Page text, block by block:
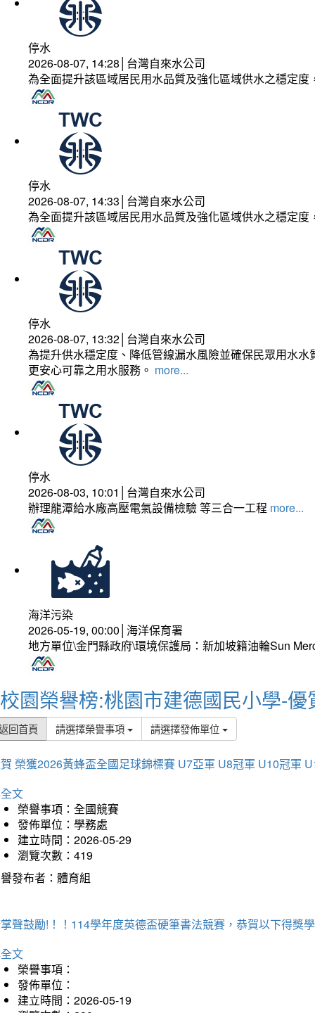
停水
2026-08-07, 14:28│台灣自來水公司
為全面提升該區域居民用水品質及強化區域供水之穩定
停水
2026-08-07, 14:33│台灣自來水公司
為全面提升該區域居民用水品質及強化區域供水之穩定
停水
2026-08-07, 13:32│台灣自來水公司
為提升供水穩定度、降低管線漏水風險並確保民眾用水
更安心可靠之用水服務。 more...
停水
2026-08-03, 10:01│台灣自來水公司
辦理龍潭給水廠高壓電氣設備檢驗 等三合一工程 more...
海洋污染
2026-05-19, 00:00│海洋保育署
地方單位\金門縣政府\環境保護局：新加坡籍油輪Sun
校園榮譽榜:桃園市建德國民小學-優
回首頁 請選擇榮譽事項 請選擇發佈單位
榮獲2026黃蜂盃全國足球錦標賽 U7亞軍 U8冠軍 U10冠軍
文
榮譽事項：全國競賽
發佈單位：學務處
建立時間：2026-05-29
瀏覽次數：419
發布者：體育組
聲鼓勵!！！114學年度英德盃硬筆書法競賽，恭賀以下得獎
文
榮譽事項：
發佈單位：
建立時間：2026-05-19